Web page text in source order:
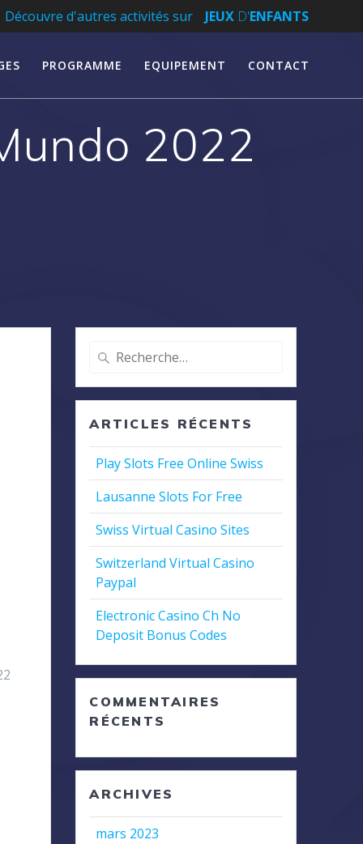
Découvre d'autres activités sur JEUXD'ENFANTS
PROGRAMME EQUIPEMENT CONTACT
2022
Recherche
:
ARTICLES RÉCENTS
Play Slots Free Online Swiss
Lausanne Slots For Free
Swiss Virtual Casino Sites
Switzerland Virtual Casino
Paypal
Electronic Casino Ch No
Deposit Bonus Codes
COMMENTAIRES
RÉCENTS
ARCHIVES
mars 2023